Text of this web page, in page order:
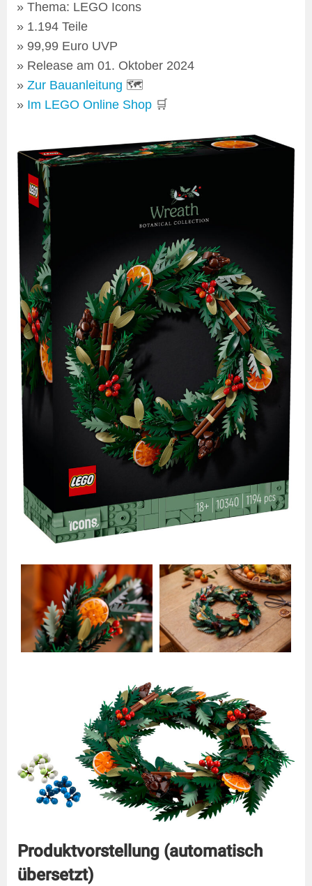
Thema: LEGO Icons
1.194 Teile
99,99 Euro UVP
Release am 01. Oktober 2024
Zur Bauanleitung 🗺
Im LEGO Online Shop 🛒
Produktvorstellung (automatisch
übersetzt)